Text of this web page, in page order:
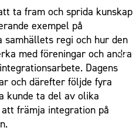
för miljön
ta fram och sprida kunskap
exempel på
regi och hur den
med föreningar och andra
Dagens
och därefter följde fyra
kunde ta del av olika
främja integration på